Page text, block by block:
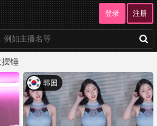
登录 注册
摆锤
韩国